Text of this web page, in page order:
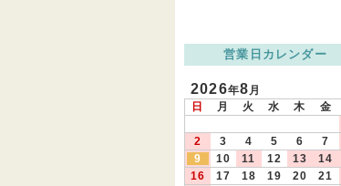
営業日カレンダー
2026年8月
日
月 火 水 木 金
2
3 4 5 6 7
9
10 11 12 13 14
16
17 18 19 20 21